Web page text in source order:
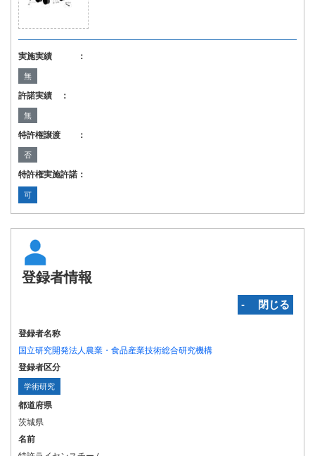
実施実績 ：
無
許諾実績 ：
無
特許権譲渡 ：
否
特許権実施許諾：
可
登録者情報
‐ 閉じる
登録者名称
国立研究開発法人農業・食品産業技術総合研究機構
登録者区分
学術研究
都道府県
茨城県
名前